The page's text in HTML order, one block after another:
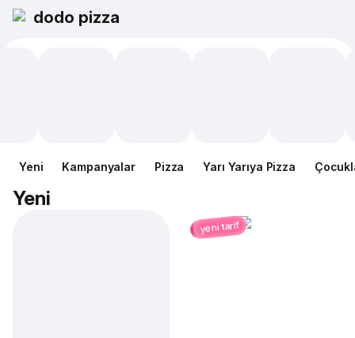
dodo pizza
Yeni Kampanyalar Pizza Yarı Yarıya Pizza
Yeni
yeni tarif